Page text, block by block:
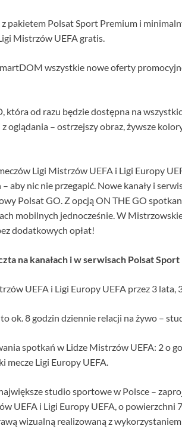
pakietem Polsat Sport Premium i
Mistrzów UEFA gratis.
wszystkie nowe oferty
która od razu będzie dostępna na
oglądania – ostrzejszy obraz, żywsze
Ligi Mistrzów UEFA i Ligi Europy
aby nic nie przegapić. Nowe kanały i
Polsat GO. Z opcją ON THE GO
mobilnych jednocześnie. W
dodatkowych opłat!
na kanałach i w serwisach Polsat
UEFA i Ligi Europy UEFA przez 3 lata,
ok. 8 godzin dziennie relacji na żywo –
spotkań w Lidze Mistrzów UEFA: 2 o
mecze Ligi Europy UEFA.
studio sportowe w Polsce –
UEFA i Ligi Europy UEFA, o powierzchni
wizualną realizowaną z